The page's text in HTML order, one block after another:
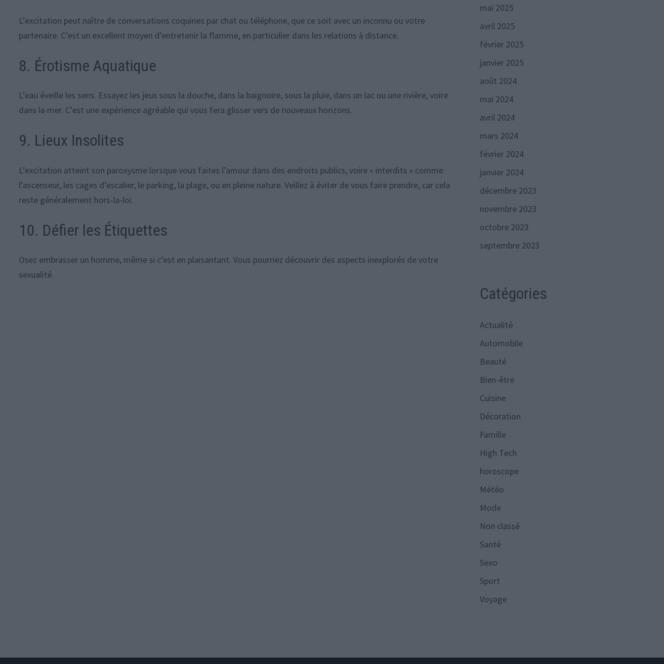
L’excitation peut naître de conversations coquines par chat ou téléphone, que ce soit avec un inconnu ou votre
partenaire. C’est un excellent moyen d’entretenir la flamme, en particulier dans les relations à distance.
8. Érotisme Aquatique
L’eau éveille les sens. Essayez les jeux sous la douche, dans la baignoire, sous la pluie, dans un lac ou une rivière, voire
dans la mer. C’est une expérience agréable qui vous fera glisser vers de nouveaux horizons.
9. Lieux Insolites
L’excitation atteint son paroxysme lorsque vous faites l’amour dans des endroits publics, voire « interdits » comme
l’ascenseur, les cages d’escalier, le parking, la plage, ou en pleine nature. Veillez à éviter de vous faire prendre, car cela
reste généralement hors-la-loi.
10. Défier les Étiquettes
Osez embrasser un homme, même si c’est en plaisantant. Vous pourriez découvrir des aspects inexplorés de votre
sexualité.
mai 2025
avril 2025
février 2025
janvier 2025
août 2024
mai 2024
avril 2024
mars 2024
février 2024
janvier 2024
décembre 2023
novembre 2023
octobre 2023
septembre 2023
Catégories
Actualité
Automobile
Beauté
Bien-être
Cuisine
Décoration
Famille
High Tech
horoscope
Météo
Mode
Non classé
Santé
Sexo
Sport
Voyage